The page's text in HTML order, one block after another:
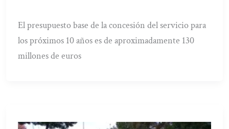
El presupuesto base de la concesión del servicio para
los próximos 10 años es de aproximadamente 130
millones de euros